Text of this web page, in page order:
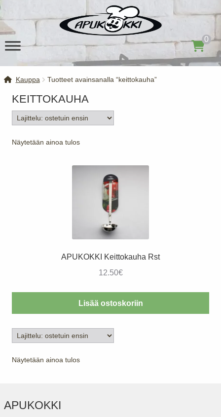
navigointiin
sisältöön
0
Kauppa Tuotteet avainsanalla “keittokauha”
KEITTOKAUHA
Näytetään ainoa tulos
APUKOKKI Keittokauha Rst
12.50€
Lisää ostoskoriin
Näytetään ainoa tulos
APUKOKKI